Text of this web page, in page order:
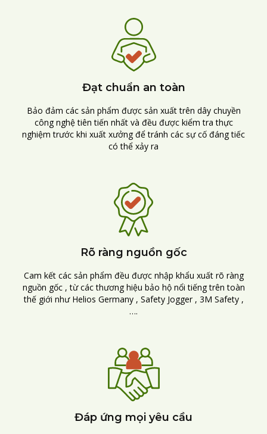
Đạt chuẩn an toàn
Bảo đảm các sản phẩm được sản xuất trên dây chuyền
công nghệ tiên tiến nhất và đều được kiểm tra thực
nghiệm trước khi xuất xưởng để tránh các sự cố đáng tiếc
có thể xảy ra
Rõ ràng nguồn gốc
Cam kết các sản phẩm đều được nhập khẩu xuất rõ ràng
nguồn gốc , từ các thương hiệu bảo hộ nổi tiếng trên toàn
thế giới như Helios Germany , Safety Jogger , 3M Safety ,
….
Đáp ứng mọi yêu cầu